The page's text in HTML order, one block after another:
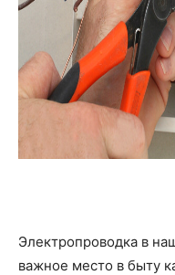
Электропроводка в
важное место в быту